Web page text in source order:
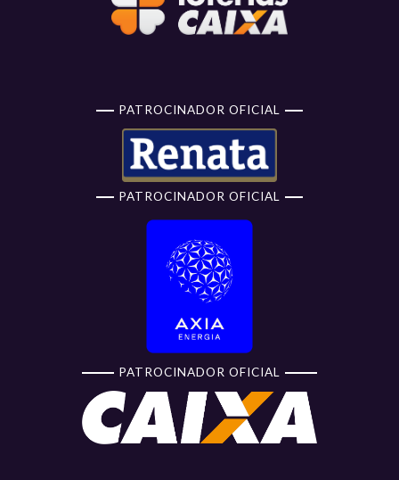
PATROCINADOR OFICIAL
PATROCINADOR OFICIAL
PATROCINADOR OFICIAL